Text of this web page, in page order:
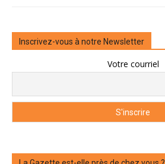
Inscrivez-vous à notre Newsletter
Votre courriel